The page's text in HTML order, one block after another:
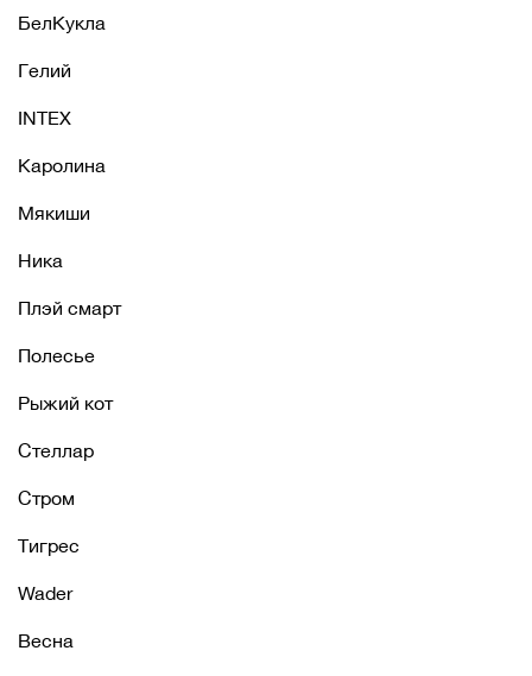
БелКукла
Гелий
INTEX
Каролина
Мякиши
Ника
Плэй смарт
Полесье
Рыжий кот
Стеллар
Стром
Тигрес
Wader
Весна